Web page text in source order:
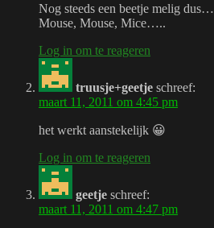
Nog steeds een beetje melig dus…
Mouse, Mouse, Mice…..
Log in om te reageren
truusje+geetje schreef:
maart 11, 2011 om 4:45 pm
het werkt aanstekelijk 😀
Log in om te reageren
geetje schreef:
maart 11, 2011 om 4:47 pm